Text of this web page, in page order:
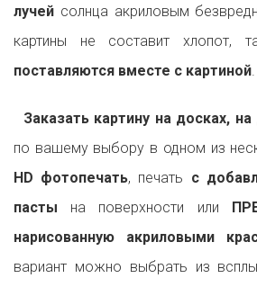
лучей солнца акриловым
картины не составит хлопот,
поставляются вместе с картиной.
Заказать картину на досках,
по вашему выбору в одном из
HD фотопечать, печать с
пасты на поверхности или
нарисованную акриловыми
вариант можно выбрать из